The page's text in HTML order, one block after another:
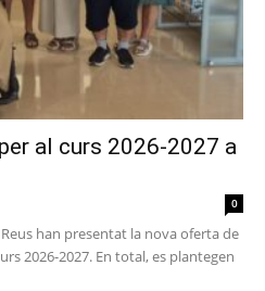
al curs 2026-2027 a
0
han presentat la nova oferta de
2026-2027. En total, es plantegen